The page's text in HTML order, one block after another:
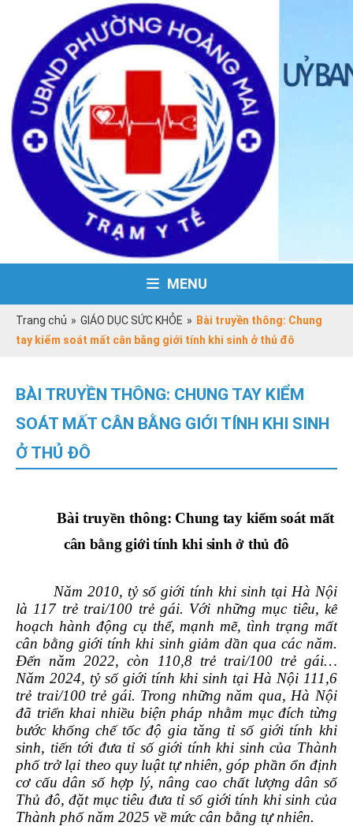
MENU
Trang chủ » GIÁO DỤC SỨC KHỎE » Bài truyền thông: Chung
tay kiểm soát mất cân bằng giới tính khi sinh ở thủ đô
BÀI TRUYỀN THÔNG: CHUNG TAY KIỂM
SOÁT MẤT CÂN BẰNG GIỚI TÍNH KHI SINH
Ở THỦ ĐÔ
Bài truyền thông: Chung tay kiểm soát mất
cân bằng giới tính khi sinh ở thủ đô
Năm 2010, tỷ số giới tính khi sinh tại Hà Nội
là 117 trẻ trai/100 trẻ gái. Với những mục tiêu, kế
hoạch hành động cụ thể, mạnh mẽ, tình trạng mất
cân bằng giới tính khi sinh giảm dần qua các năm.
Đến năm 2022, còn 110,8 trẻ trai/100 trẻ gái…
Năm 2024, tỷ số giới tính khi sinh tại Hà Nội 111,6
trẻ trai/100 trẻ gái. Trong những năm qua, Hà Nội
đã triển khai nhiều biện pháp nhằm mục đích từng
bước khống chế tốc độ gia tăng tỉ số giới tính khi
sinh, tiến tới đưa tỉ số giới tính khi sinh của Thành
phố trở lại theo quy luật tự nhiên, góp phần ổn định
cơ cấu dân số hợp lý, nâng cao chất lượng dân số
Thủ đô, đặt mục tiêu đưa tỉ số giới tính khi sinh của
Thành phố năm 2025 về mức cân bằng tự nhiên.